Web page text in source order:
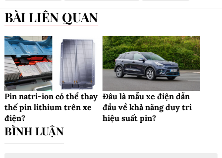
BÀI LIÊN QUAN
Pin natri-ion có thể thay
thế pin lithium trên xe
điện?
Đâu là mẫu xe điện dẫn
đầu về khả năng duy trì
hiệu suất pin?